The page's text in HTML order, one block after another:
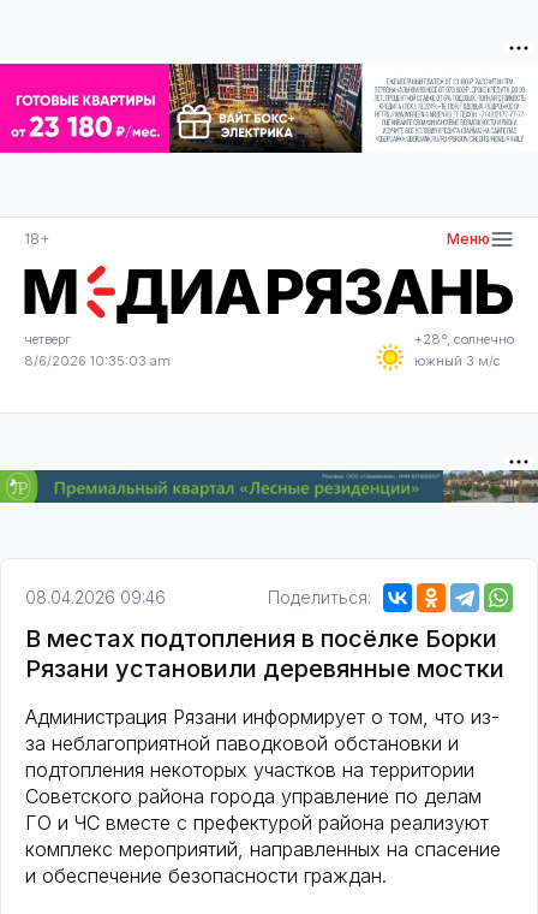
18+ Меню
четверг
8/6/2026 10:35:04 am
+28°, солнечно
южный 3 м/с
08.04.2026 09:46 Поделиться:
В местах подтопления в посёлке Борки
Рязани установили деревянные мостки
Администрация Рязани информирует о том, что из-
за неблагоприятной паводковой обстановки и
подтопления некоторых участков на территории
Советского района города управление по делам
ГО и ЧС вместе с префектурой района реализуют
комплекс мероприятий, направленных на спасение
и обеспечение безопасности граждан.